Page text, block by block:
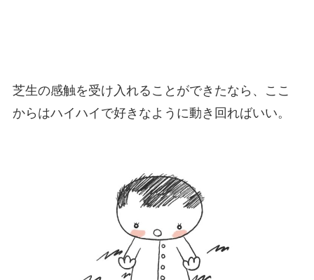
芝生の感触を受け入れることができたなら、ここ
からはハイハイで好きなように動き回ればいい。